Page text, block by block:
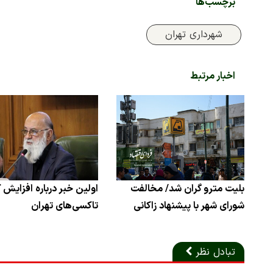
شهرداری تهران
اخبار مرتبط
بلیت مترو گران شد/ مخالفت
شورای شهر با پیشنهاد زاکانی
اولین خبر درباره افزایش
تاکسی‌های تهران
تبادل نظر